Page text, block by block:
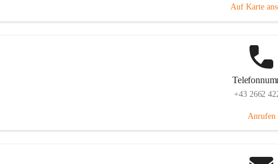
Auf Karte
+43 2662
Anrufen